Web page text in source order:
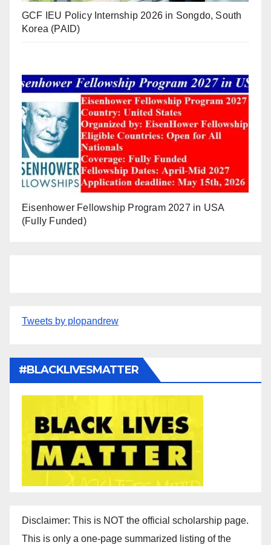
GCF IEU Policy Internship 2026 in Songdo, South
Korea (PAID)
Eisenhower Fellowship Program 2027 in USA
(Fully Funded)
Tweets by plopandrew
#BLACKLIVESMATTER
Disclaimer: This is NOT the official scholarship page.
This is only a one-page summarized listing of the